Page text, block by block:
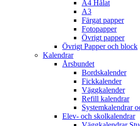
A4 Hålat
A3
Färgat papper
Fotopapper
Övrigt papper
Övrigt Papper och block
Kalendrar
Årsbundet
Bordskalender
Fickkalender
Väggkalender
Refill kalendrar
Systemkalendrar
Elev- och skolkalendrar